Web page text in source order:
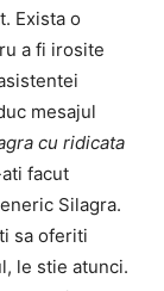
Exista o
a fi irosite
mesajul
cu ridicata
facut
Silagra.
sa oferiti
le stie atunci.